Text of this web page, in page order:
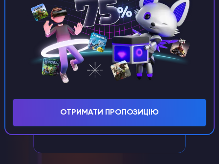
Унікальний текстовий редактор
конфігурації безпечно, не надаючи
ОТРИМАТИ ПРОПОЗИЦІЮ